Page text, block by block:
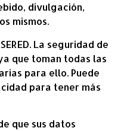
divulgación,
mismos.
La seguridad de
que toman todas las
para ello. Puede
para tener más
que sus datos